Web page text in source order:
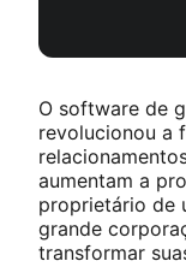
O software de
revolucionou a
aumentam a
proprietário de
grande
transformar